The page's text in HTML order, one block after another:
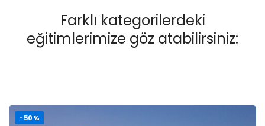
Farklı kategorilerdeki
eğitimlerimize göz atabilirsiniz:
-50%